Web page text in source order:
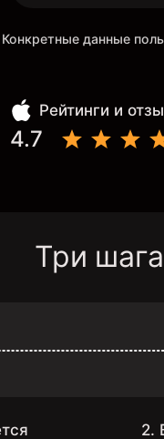
данные
Рейтинги и
4.7
Три
2.